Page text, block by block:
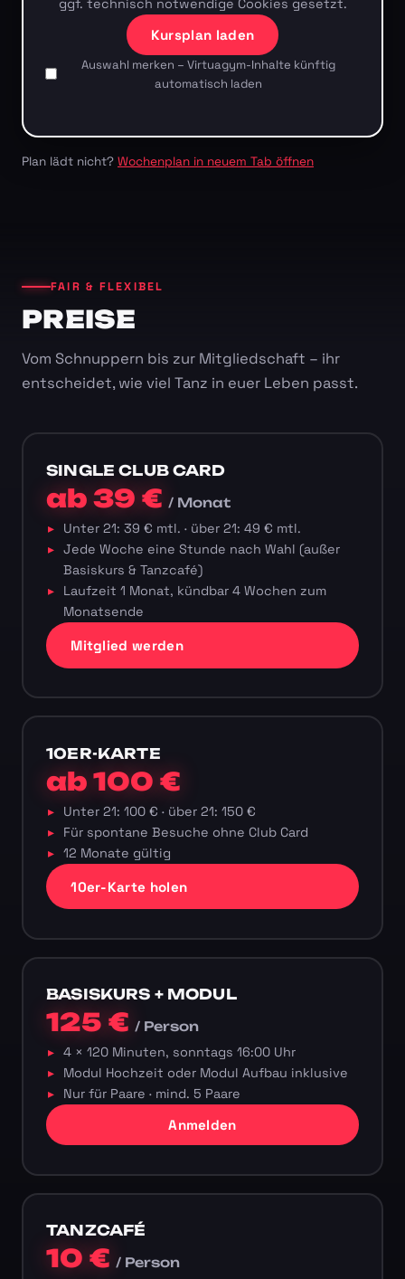
ggf. technisch notwendige Cookies gesetzt.
Kursplan laden
Auswahl merken – Virtuagym-Inhalte künftig
automatisch laden
Plan lädt nicht? Wochenplan in neuem Tab öffnen
FAIR & FLEXIBEL
PREISE
Vom Schnuppern bis zur Mitgliedschaft – ihr
entscheidet, wie viel Tanz in euer Leben passt.
SINGLE CLUB CARD
ab 39 €/ Monat
Unter 21: 39 € mtl. · über 21: 49 € mtl.
Jede Woche eine Stunde nach Wahl (außer
Basiskurs & Tanzcafé)
Laufzeit 1 Monat, kündbar 4 Wochen zum
Monatsende
Mitglied werden
10ER-KARTE
ab 100 €
Unter 21: 100 € · über 21: 150 €
Für spontane Besuche ohne Club Card
12 Monate gültig
10er-Karte holen
BASISKURS + MODUL
125 €/ Person
4 × 120 Minuten, sonntags 16:00 Uhr
Modul Hochzeit oder Modul Aufbau inklusive
Nur für Paare · mind. 5 Paare
Anmelden
TANZCAFÉ
10 €/ Person